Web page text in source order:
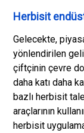
Herbisit
Gelecekte,
yönlendirilen
çiftçinin çevre
daha katı daha
bazlı herbisit
araçlarının
herbisit